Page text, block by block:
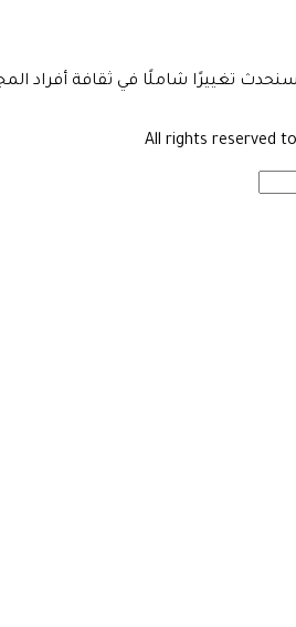
تغييرًا شاملًا في ثقافة أفراد
All rights reserved